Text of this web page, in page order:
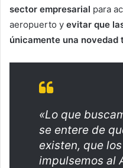
sector empresarial para
aeropuerto y evitar que
únicamente una novedad
«Lo que
se entere de
existen, que
impulsemos al